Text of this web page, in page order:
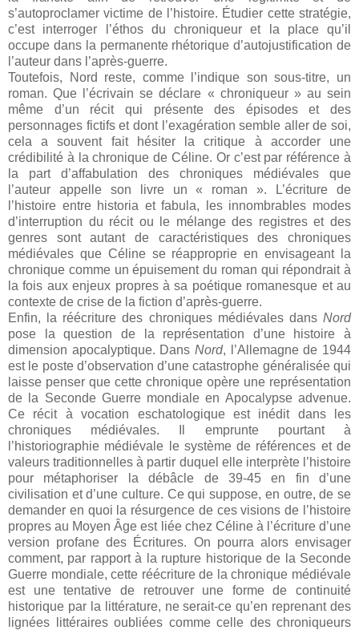
s’autoproclamer victime de l’histoire. Étudier cette stratégie,
c’est interroger l’éthos du chroniqueur et la place qu’il
occupe dans la permanente rhétorique d’autojustification de
l’auteur dans l’après-guerre.
Toutefois, Nord reste, comme l’indique son sous-titre, un
roman. Que l’écrivain se déclare « chroniqueur » au sein
même d’un récit qui présente des épisodes et des
personnages fictifs et dont l’exagération semble aller de soi,
cela a souvent fait hésiter la critique à accorder une
crédibilité à la chronique de Céline. Or c’est par référence à
la part d’affabulation des chroniques médiévales que
l’auteur appelle son livre un « roman ». L’écriture de
l’histoire entre historia et fabula, les innombrables modes
d’interruption du récit ou le mélange des registres et des
genres sont autant de caractéristiques des chroniques
médiévales que Céline se réapproprie en envisageant la
chronique comme un épuisement du roman qui répondrait à
la fois aux enjeux propres à sa poétique romanesque et au
contexte de crise de la fiction d’après-guerre.
Enfin, la réécriture des chroniques médiévales dans Nord
pose la question de la représentation d’une histoire à
dimension apocalyptique. Dans Nord, l’Allemagne de 1944
est le poste d’observation d’une catastrophe généralisée qui
laisse penser que cette chronique opère une représentation
de la Seconde Guerre mondiale en Apocalypse advenue.
Ce récit à vocation eschatologique est inédit dans les
chroniques médiévales. Il emprunte pourtant à
l’historiographie médiévale le système de références et de
valeurs traditionnelles à partir duquel elle interprète l’histoire
pour métaphoriser la débâcle de 39-45 en fin d’une
civilisation et d’une culture. Ce qui suppose, en outre, de se
demander en quoi la résurgence de ces visions de l’histoire
propres au Moyen Âge est liée chez Céline à l’écriture d’une
version profane des Écritures. On pourra alors envisager
comment, par rapport à la rupture historique de la Seconde
Guerre mondiale, cette réécriture de la chronique médiévale
est une tentative de retrouver une forme de continuité
historique par la littérature, ne serait-ce qu’en reprenant des
lignées littéraires oubliées comme celle des chroniqueurs